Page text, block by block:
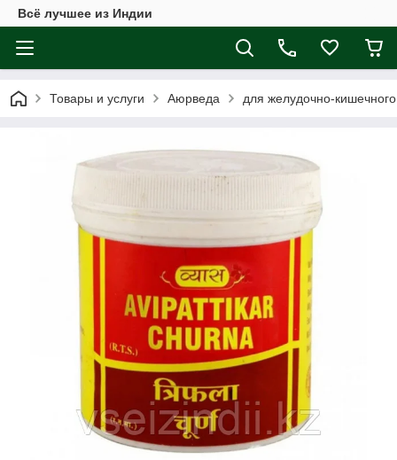
Всё лучшее из Индии
Товары и услуги Аюрведа для желудочно-